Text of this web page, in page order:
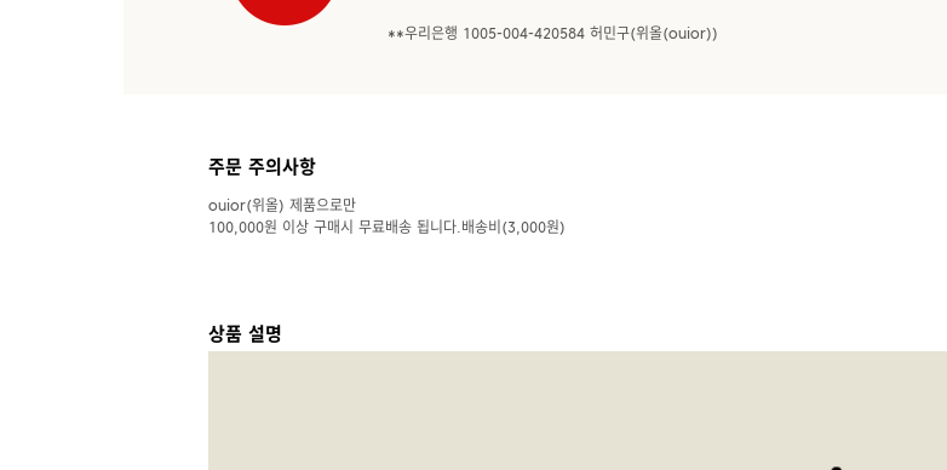
**우리은행 1005-004-420584 허민구(위올(ouior))
주문 주의사항
ouior(위올) 제품으로만
100,000원 이상 구매시 무료배송 됩니다.배송비(3,000원)
상품 설명